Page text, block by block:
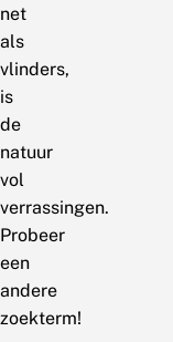
net
als
vlinders,
is
de
natuur
vol
verrassingen.
Probeer
een
andere
zoekterm!